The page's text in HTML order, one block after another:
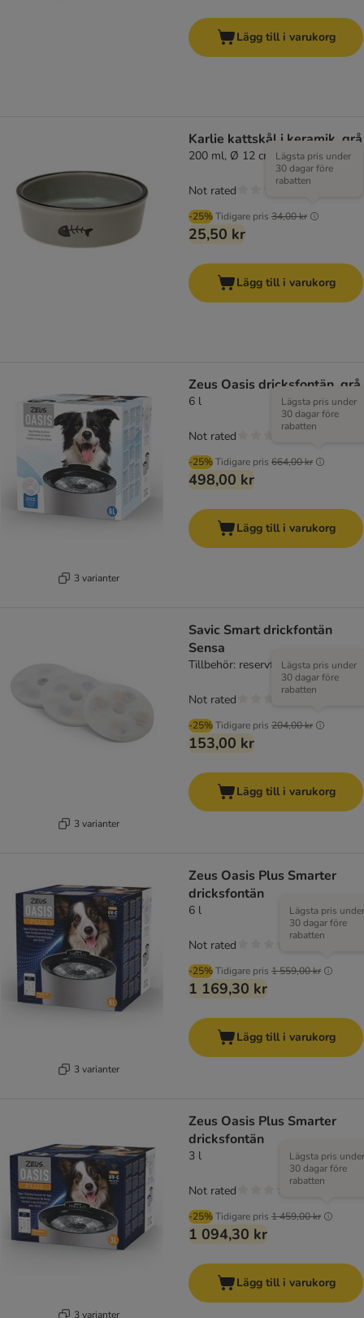
Lägg till i varukorg
Karlie kattskål i keramik, grå
200 ml, Ø 12 cm
-25%Tidigare pris 34,00 kr
Lägsta pris under
30 dagar före
rabatten
25,50 kr
Not rated
Lägg till i varukorg
3 varianter
Zeus Oasis dricksfontän, grå
6 l
-25%Tidigare pris 664,00 kr
Lägsta pris under
30 dagar före
rabatten
498,00 kr
Not rated
Lägg till i varukorg
3 varianter
Savic Smart drickfontän
Sensa
Tillbehör: reservfilter (3 stycken)
-25%Tidigare pris 204,00 kr
Lägsta pris under
30 dagar före
rabatten
153,00 kr
Not rated
Lägg till i varukorg
3 varianter
Zeus Oasis Plus Smarter
dricksfontän
6 l
-25%Tidigare pris 1 559,00 kr
Lägsta pris under
30 dagar före
rabatten
1 169,30 kr
Not rated
Lägg till i varukorg
3 varianter
Zeus Oasis Plus Smarter
dricksfontän
3 l
-25%Tidigare pris 1 459,00 kr
Lägsta pris under
30 dagar före
rabatten
1 094,30 kr
Not rated
Lägg till i varukorg